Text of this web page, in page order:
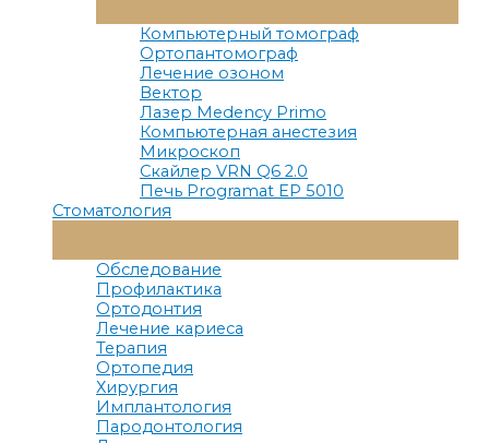
Меню
Компьютерный томограф
Ортопантомограф
Лечение озоном
Вектор
Лазер Medency Primo
Компьютерная анестезия
Микроскоп
Скайлер VRN Q6 2.0
Печь Programat EP 5010
Стоматология
Меню
Обследование
Профилактика
Ортодонтия
Лечение кариеса
Терапия
Ортопедия
Хирургия
Имплантология
Пародонтология